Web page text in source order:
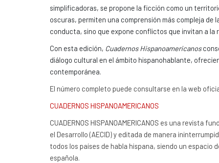
simplificadoras, se propone la ficción como un
oscuras, permiten una comprensión más compleja
conducta, sino que expone conflictos que invitan a la
Con esta edición, Cuadernos Hispanoamericanos
diálogo cultural en el ámbito hispanohablante,
contemporánea.
El número completo puede consultarse en la web
CUADERNOS HISPANOAMERICANOS
CUADERNOS HISPANOAMERICANOS es una revista
el Desarrollo (AECID) y editada de manera
todos los países de habla hispana, siendo un
española.